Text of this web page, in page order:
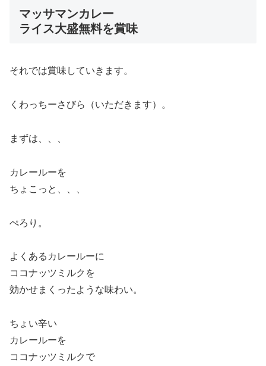
マッサマンカレー
ライス大盛無料を賞味
それでは賞味していきます。
くわっちーさびら（いただきます）。
まずは、、、
カレールーを
ちょこっと、、、
ぺろり。
よくあるカレールーに
ココナッツミルクを
効かせまくったような味わい。
ちょい辛い
カレールーを
ココナッツミルクで